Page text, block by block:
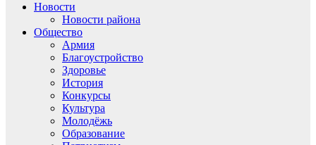
Новости
Новости района
Общество
Армия
Благоустройство
Здоровье
История
Конкурсы
Культура
Молодёжь
Образование